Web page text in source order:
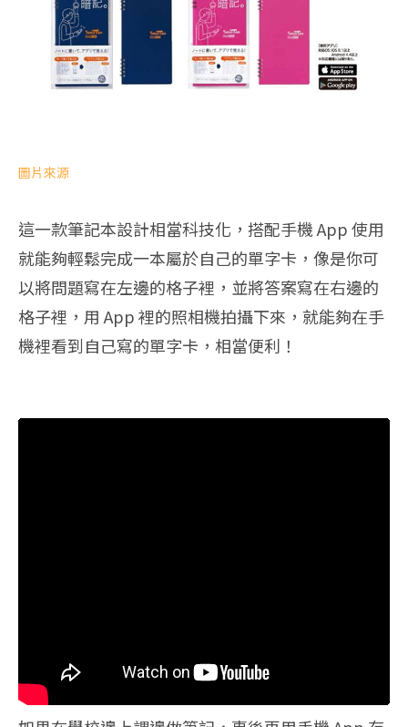
圖片來源
這一款筆記本設計相當科技化，搭配手機 App 使用
就能夠輕鬆完成一本屬於自己的單字卡，像是你可
以將問題寫在左邊的格子裡，並將答案寫在右邊的
格子裡，用 App 裡的照相機拍攝下來，就能夠在手
機裡看到自己寫的單字卡，相當便利！